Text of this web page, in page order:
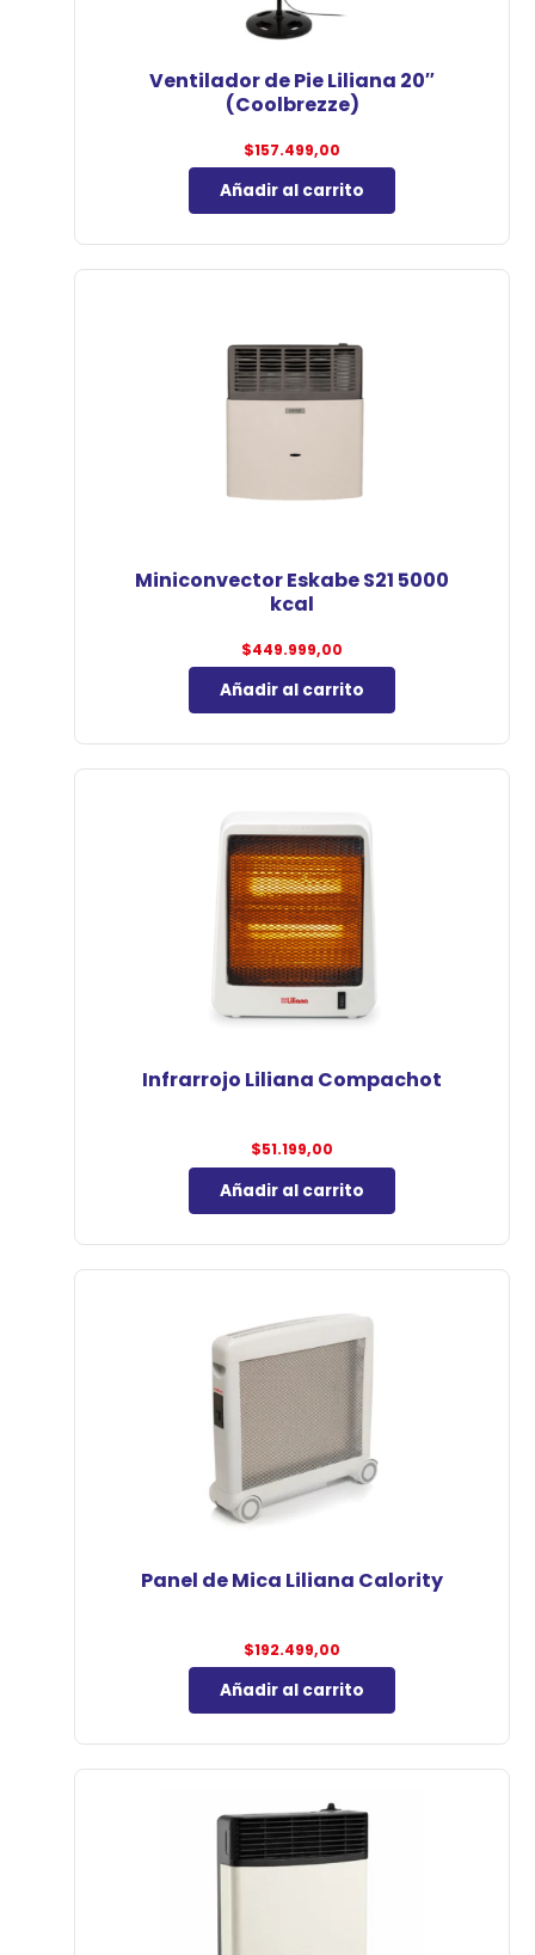
Ventilador de Pie Liliana 20″
(Coolbrezze)
$157.499,00
Añadir al carrito
Miniconvector Eskabe S21 5000
kcal
$449.999,00
Añadir al carrito
Infrarrojo Liliana Compachot
$51.199,00
Añadir al carrito
Panel de Mica Liliana Calority
$192.499,00
Añadir al carrito